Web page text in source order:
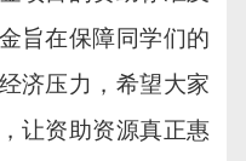
旨在保障同学们的
济压力，希望大家
让资助资源真正惠